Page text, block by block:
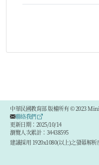
中華民國教育部 版權所有 © 2023
聯絡我們
更新日期：2025/10/14
瀏覽人次累計：34438595
建議採用 1920x1080(以上)之螢幕解